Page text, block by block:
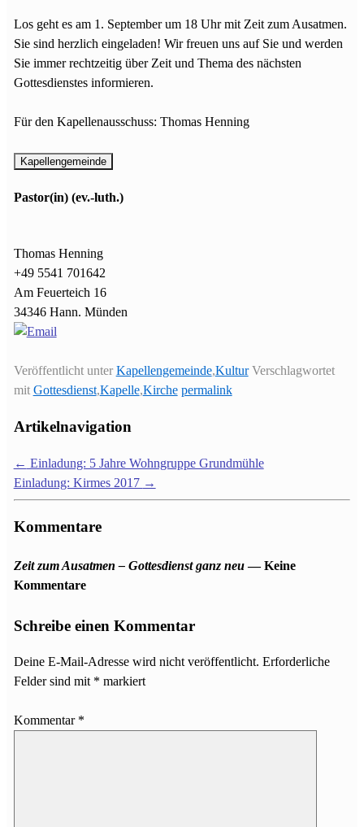
Los geht es am 1. September um 18 Uhr mit Zeit zum Ausatmen.
Sie sind herzlich eingeladen! Wir freuen uns auf Sie und werden
Sie immer rechtzeitig über Zeit und Thema des nächsten
Gottesdienstes informieren.
Für den Kapellenausschuss: Thomas Henning
Pastor(in) (ev.-luth.)
Thomas Henning
+49 5541 701642
Am Feuerteich 16
34346 Hann. Münden
Veröffentlicht unter Kapellengemeinde,Kultur Verschlagwortet
mit Gottesdienst,Kapelle,Kirche permalink
Artikelnavigation
← Einladung: 5 Jahre Wohngruppe Grundmühle
Einladung: Kirmes 2017 →
Kommentare
Zeit zum Ausatmen – Gottesdienst ganz neu— Keine
Kommentare
Schreibe einen Kommentar
Deine E-Mail-Adresse wird nicht veröffentlicht. Erforderliche
Felder sind mit * markiert
Kommentar *